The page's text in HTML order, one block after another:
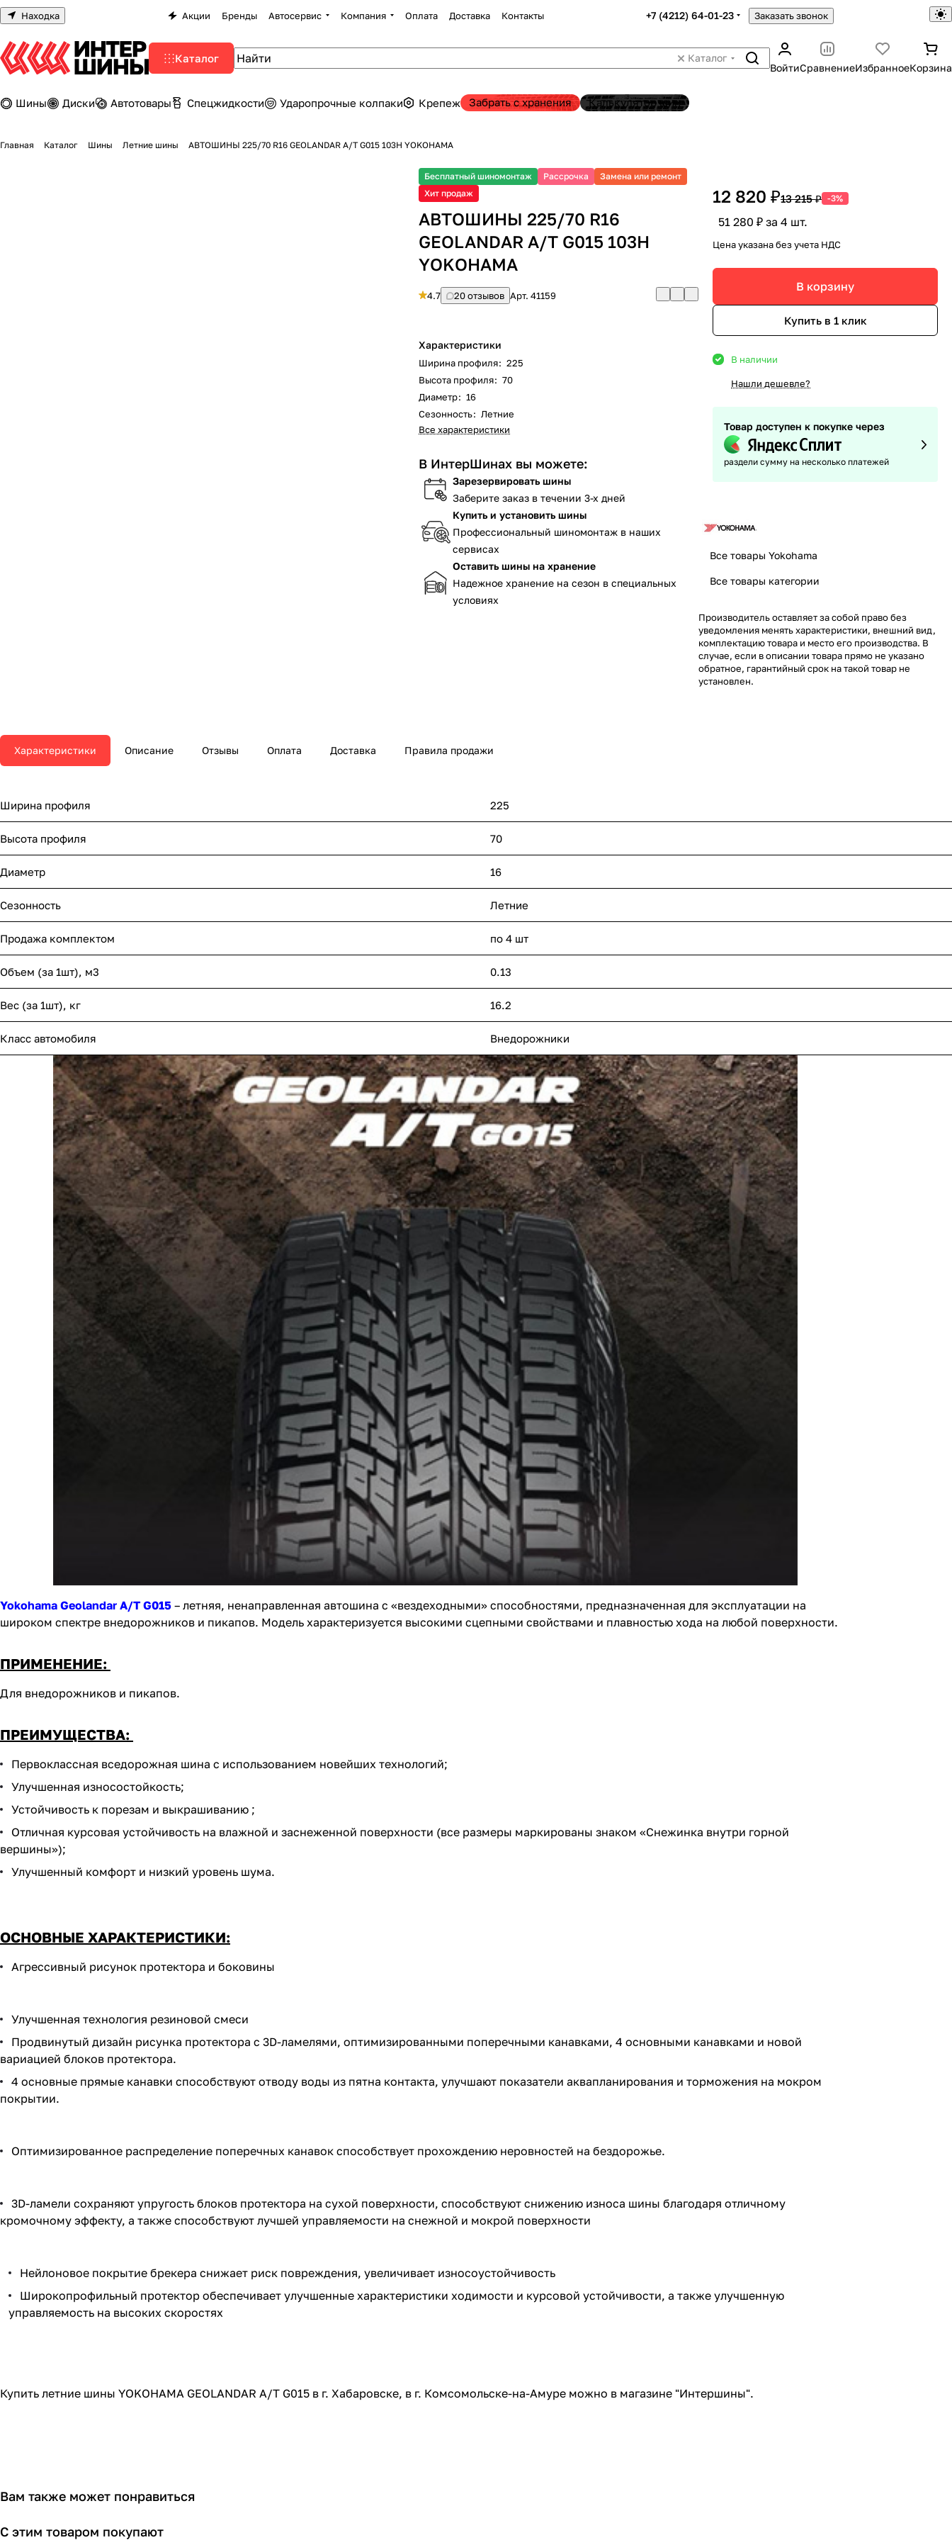
Находка Акции Бренды Автосервис Компания Оплата Доставка Контакты +7 (4212) 64-01-23 Заказать звонок
Каталог
Каталог
ВойтиСравнениеИзбранноеКорзина
Шины Диски Автотовары Спецжидкости Ударопрочные колпаки Крепеж Забрать с хранения Калькулятор шин
Главная Каталог Шины Летние шины АВТОШИНЫ 225/70 R16 GEOLANDAR A/T G015 103H YOKOHAMA
Бесплатный шиномонтаж Рассрочка
Замена или ремонт
Хит продаж
АВТОШИНЫ 225/70 R16
GEOLANDAR A/T G015 103H
YOKOHAMA
4.7 20 отзывов Арт.41159
Характеристики
Ширина профиля: 225
Высота профиля: 70
Диаметр: 16
Сезонность: Летние
Все характеристики
В ИнтерШинах вы можете:
Зарезервировать шины
Заберите заказ в течении 3-х дней
Купить и установить шины
Профессиональный шиномонтаж в наших
сервисах
Оставить шины на хранение
Надежное хранение на сезон в специальных
условиях
12 820 ₽13 215 ₽ -3%
51 280 ₽ за 4 шт.
Цена указана без учета НДС
В корзину
Купить в 1 клик
В наличии
Нашли дешевле?
Товар доступен к покупке через
раздели сумму на несколько платежей
Все товары Yokohama
Все товары категории
Производитель оставляет за собой право без
уведомления менять характеристики, внешний вид,
комплектацию товара и место его производства. В
случае, если в описании товара прямо не указано
обратное, гарантийный срок на такой товар не
установлен.
Характеристики Описание Отзывы Оплата Доставка Правила продажи
Ширина профиля 225
Высота профиля 70
Диаметр 16
Сезонность Летние
Продажа комплектом по 4 шт
Объем (за 1шт), м3 0.13
Вес (за 1шт), кг 16.2
Класс автомобиля Внедорожники
Yokohama Geolandar A/T G015 – летняя, ненаправленная автошина с «вездеходными» способностями, предназначенная для эксплуатации на
широком спектре внедорожников и пикапов. Модель характеризуется высокими сцепными свойствами и плавностью хода на любой поверхности.
ПРИМЕНЕНИЕ:
Для внедорожников и пикапов.
ПРЕИМУЩЕСТВА:
Первоклассная вседорожная шина с использованием новейших технологий;
Улучшенная износостойкость;
Устойчивость к порезам и выкрашиванию ;
Отличная курсовая устойчивость на влажной и заснеженной поверхности (все размеры маркированы знаком «Снежинка внутри горной
вершины»);
Улучшенный комфорт и низкий уровень шума.
ОСНОВНЫЕ ХАРАКТЕРИСТИКИ:
Агрессивный рисунок протектора и боковины
Улучшенная технология резиновой смеси
Продвинутый дизайн рисунка протектора с 3D-ламелями, оптимизированными поперечными канавками, 4 основными канавками и новой
вариацией блоков протектора.
4 основные прямые канавки способствуют отводу воды из пятна контакта, улучшают показатели аквапланирования и торможения на мокром
покрытии.
Оптимизированное распределение поперечных канавок способствует прохождению неровностей на бездорожье.
3D-ламели сохраняют упругость блоков протектора на сухой поверхности, способствуют снижению износа шины благодаря отличному
кромочному эффекту, а также способствуют лучшей управляемости на снежной и мокрой поверхности
Нейлоновое покрытие брекера снижает риск повреждения, увеличивает износоустойчивость
Широкопрофильный протектор обеспечивает улучшенные характеристики ходимости и курсовой устойчивости, а также улучшенную
управляемость на высоких скоростях
Купить летние шины YOKOHAMA GEOLANDAR A/T G015 в г. Хабаровске, в г. Комсомольске-на-Амуре можно в магазине "Интершины".
Вам также может понравиться
С этим товаром покупают